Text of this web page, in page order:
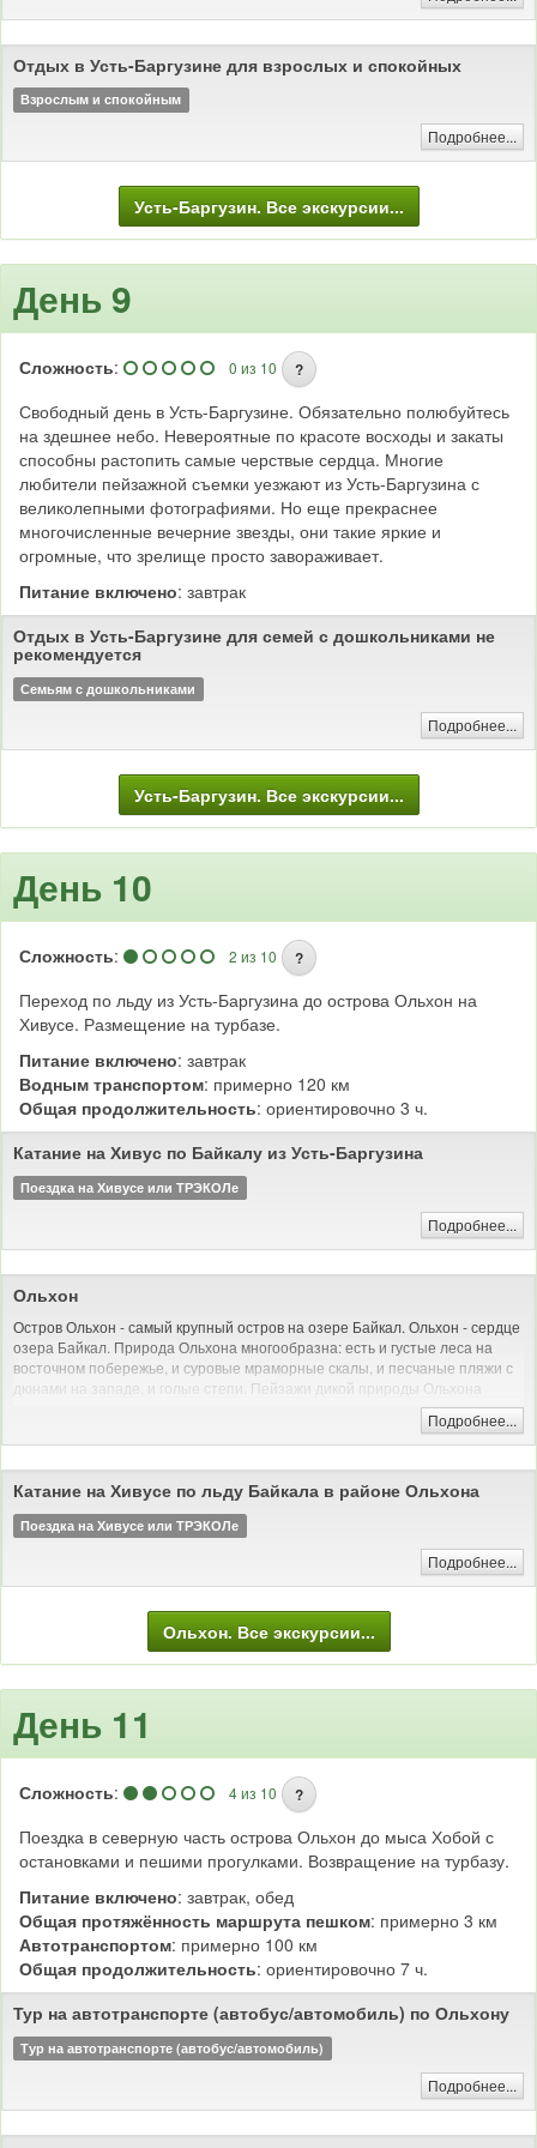
лечебные и минеральные источники, экологически чистые продукты,
тибетской медицины.
И, конечно, это гостеприимные и дружелюбные люди, которые чтут
вековые традиции и рады гостям всегда.
Отдых в Усть-Баргузине для взрослых и спокойных
Взрослым и спокойным
Подробнее...
Усть-Баргузин. Все экскурсии...
День 9
Сложность: 0 из 10 ?
Свободный день в Усть-Баргузине. Обязательно полюбуйтесь
на здешнее небо. Невероятные по красоте восходы и закаты
способны растопить самые черствые сердца. Многие
любители пейзажной съемки уезжают из Усть-Баргузина с
великолепными фотографиями. Но еще прекраснее
многочисленные вечерние звезды, они такие яркие и
огромные, что зрелище просто завораживает.
Питание включено: завтрак
Отдых в Усть-Баргузине для семей с дошкольниками не
рекомендуется
Семьям с дошкольниками
Подробнее...
Усть-Баргузин. Все экскурсии...
День 10
Сложность: 2 из 10 ?
Переход по льду из Усть-Баргузина до острова Ольхон на
Хивусе. Размещение на турбазе.
Питание включено: завтрак
Водным транспортом: примерно 120 км
Общая продолжительность: ориентировочно 3 ч.
Катание на Хивус по Байкалу из Усть-Баргузина
Поездка на Хивусе или ТРЭКОЛе
Подробнее...
Ольхон
Остров Ольхон - самый крупный остров на озере Байкал. Ольхон - сердце
озера Байкал. Природа Ольхона многообразна: есть и густые леса на
восточном побережье, и суровые мраморные скалы, и песчаные пляжи с
дюнами на западе, и голые степи. Пейзажи дикой природы Ольхона
красивы и величественны - недаром он ежегодно привлекает тысячи
Подробнее...
Катание на Хивусе по льду Байкала в районе Ольхона
Поездка на Хивусе или ТРЭКОЛе
Подробнее...
Ольхон. Все экскурсии...
День 11
Сложность: 4 из 10 ?
Поездка в северную часть острова Ольхон до мыса Хобой с
остановками и пешими прогулками. Возвращение на турбазу.
Питание включено: завтрак, обед
Общая протяжённость маршрута пешком: примерно 3 км
Автотранспортом: примерно 100 км
Общая продолжительность: ориентировочно 7 ч.
Тур на автотранспорте (автобус/автомобиль) по Ольхону
Тур на автотранспорте (автобус/автомобиль)
Подробнее...